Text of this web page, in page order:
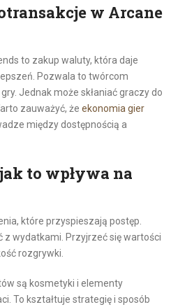
w Arcane
to zakup waluty, która daje
Pozwala to twórcom
Jednak może skłaniać graczy do
zauważyć, że ekonomia gier
między dostępnością a
to wpływa na
które przyspieszają postęp.
z wydatkami. Przyjrzeć się wartości
rozgrywki.
są kosmetyki i elementy
To kształtuje strategię i sposób